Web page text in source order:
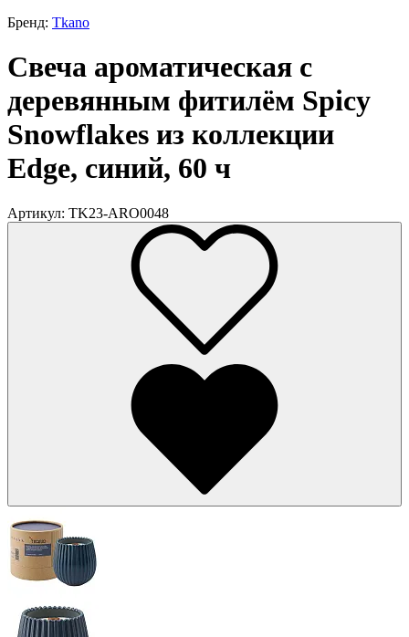
Бренд: Tkano
Свеча ароматическая с
деревянным фитилём Spicy
Snowflakes из коллекции
Edge, синий, 60 ч
Артикул: TK23-ARO0048